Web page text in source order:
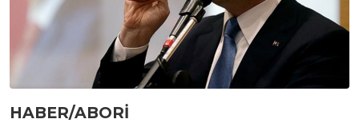
HABER/ABORİ